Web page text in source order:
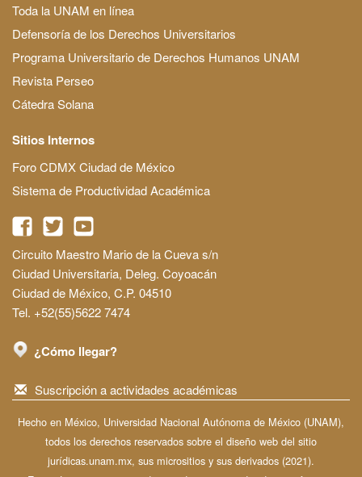
Toda la UNAM en línea
Defensoría de los Derechos Universitarios
Programa Universitario de Derechos Humanos UNAM
Revista Perseo
Cátedra Solana
Sitios Internos
Foro CDMX Ciudad de México
Sistema de Productividad Académica
Circuito Maestro Mario de la Cueva s/n
Ciudad Universitaria, Deleg. Coyoacán
Ciudad de México, C.P. 04510
Tel. +52(55)5622 7474
¿Cómo llegar?
Suscripción a actividades académicas
Hecho en México, Universidad Nacional Autónoma de México (UNAM),
todos los derechos reservados sobre el diseño web del sitio
jurídicas.unam.mx, sus micrositios y sus derivados (2021).